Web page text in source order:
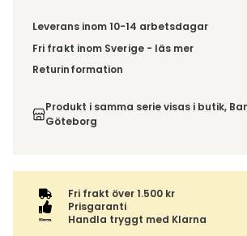
Leverans inom 10-14 arbetsdagar
Fri frakt inom Sverige - läs mer
Denna vara skickas till ett ombud. Du väljer
till. Du blir aviserad när din order finns att
varan ihop med andra produkter skickas
tillsammans med samma fraktalternativ.
Returinformation
order, enligt distansavtalslagen.
Produkt i samma serie visas i butik,
Göteborg
Fri frakt över 1.500 kr
Prisgaranti
Handla tryggt med Klarna